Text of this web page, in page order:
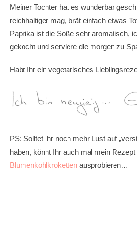
Meiner Tochter hat es wunderbar
reichhaltiger mag, brät einfach etwas
Paprika ist die Soße sehr aromatisch,
gekocht und serviere die morgen zu
Habt Ihr ein vegetarisches
PS: Solltet Ihr noch mehr Lust auf
haben, könnt Ihr auch mal mein Rezept
Blumenkohlkroketten ausprobieren…